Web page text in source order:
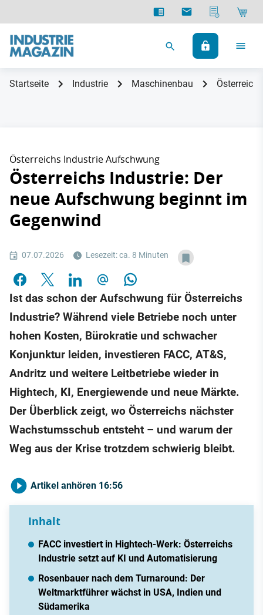
Startseite Industrie Maschinenbau
Österreichs Industrie Aufschwung
Österreichs Industrie: Der
neue Aufschwung beginnt im
Gegenwind
07.07.2026 Lesezeit: ca. 8 Minuten
Ist das schon der Aufschwung für Österreichs
Industrie? Während viele Betriebe noch unter
hohen Kosten, Bürokratie und schwacher
Konjunktur leiden, investieren FACC, AT&S,
Andritz und weitere Leitbetriebe wieder in
Hightech, KI, Energiewende und neue Märkte.
Der Überblick zeigt, wo Österreichs nächster
Wachstumsschub entsteht – und warum der
Weg aus der Krise trotzdem schwierig bleibt.
Artikel anhören 16:56
Inhalt
FACC investiert in Hightech-Werk: Österreichs
Industrie setzt auf KI und Automatisierung
Rosenbauer nach dem Turnaround: Der
Weltmarktführer wächst in USA, Indien und
Südamerika